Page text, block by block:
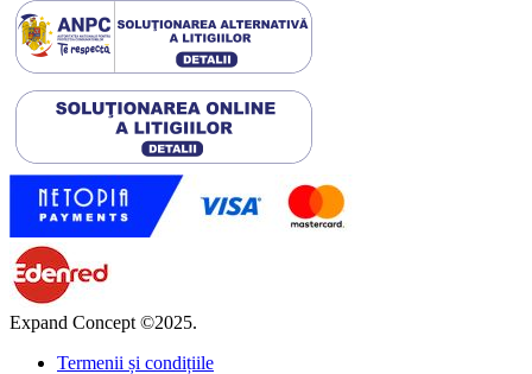
Expand Concept ©2025.
Termenii și condițiile